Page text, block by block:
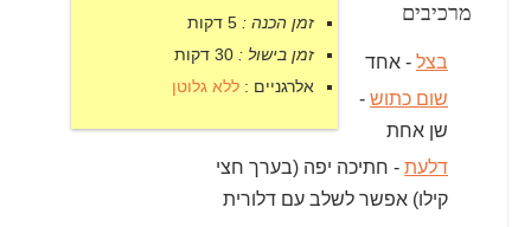
זמן הכנה : 5 דקות
זמן בישול : 30 דקות
אלרגניים : ללא גלוטן
מרכיבים
בצל - אחד
שום כתוש -
שן אחת
דלעת - חתיכה יפה (בערך חצי
קילו) אפשר לשלב עם דלורית